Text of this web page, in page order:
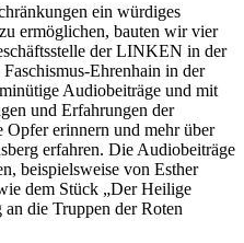
ein würdiges
ermöglichen, bauten wir vier
der LINKEN in der
Ehrenhain in der
Audiobeiträge und mit
und Erfahrungen der
erinnern und mehr über
erfahren. Die Audiobeiträge
beispielsweise von Esther
dem Stück „Der Heilige
die Truppen der Roten